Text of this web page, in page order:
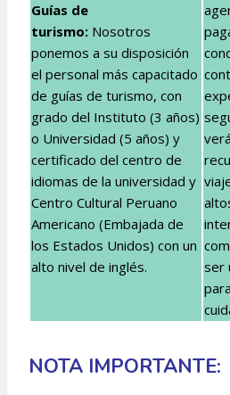
Guías de
turismo: Nosotros
ponemos a su disposición
el personal más capacitado
de guías de turismo, con
grado del Instituto (3 años)
o Universidad (5 años) y
certificado del centro de
idiomas de la universidad y
Centro Cultural Peruano
Americano (Embajada de
los Estados Unidos) con un
alto nivel de inglés.
ser
NOTA IMPORTANTE: